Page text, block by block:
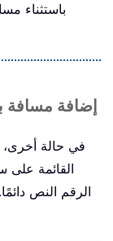
باستثناء
إضافة مسافة
في حالة
القائمة
الرقم النص